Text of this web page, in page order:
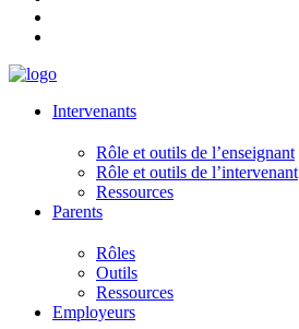
Intervenants
Rôle et outils de l’enseignant
Rôle et outils de l’intervenant
Ressources
Parents
Rôles
Outils
Ressources
Employeurs